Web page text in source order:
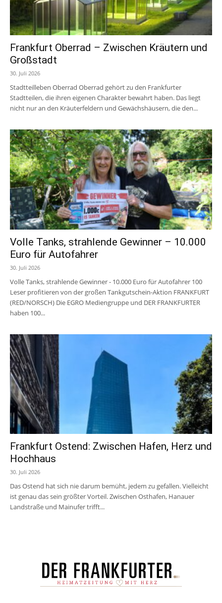
Frankfurt Oberrad – Zwischen Kräutern und
Großstadt
30. Juli 2026
Stadtteilleben Oberrad Oberrad gehört zu den Frankfurter
Stadtteilen, die ihren eigenen Charakter bewahrt haben. Das liegt
nicht nur an den Kräuterfeldern und Gewächshäusern, die den...
Volle Tanks, strahlende Gewinner – 10.000
Euro für Autofahrer
30. Juli 2026
Volle Tanks, strahlende Gewinner - 10.000 Euro für Autofahrer 100
Leser profitieren von der großen Tankgutschein-Aktion FRANKFURT
(RED/NORSCH) Die EGRO Mediengruppe und DER FRANKFURTER
haben 100...
Frankfurt Ostend: Zwischen Hafen, Herz und
Hochhaus
30. Juli 2026
Das Ostend hat sich nie darum bemüht, jedem zu gefallen. Vielleicht
ist genau das sein größter Vorteil. Zwischen Osthafen, Hanauer
Landstraße und Mainufer trifft...